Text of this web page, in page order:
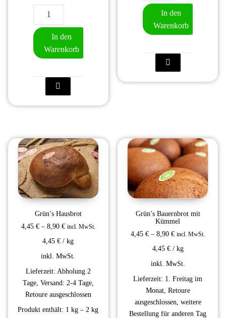
Grün's Bauernbrot Menge
In den
Warenkorb
In den
Warenkorb
Grün’s Hausbrot
4,45 €– 8,90 € incl. MwSt.
4,45€ /kg
inkl. MwSt.
Lieferzeit: Abholung 2
Tage, Versand: 2-4 Tage,
Retoure ausgeschlossen
Produkt enthält: 1kg – 2kg
Grün’s Bauernbrot mit
Kümmel
4,45€ –8,90€ incl. MwSt.
4,45 €/ kg
inkl. MwSt.
Lieferzeit: 1. Freitag im
Monat, Retoure
ausgeschlossen, weitere
Bestellung für anderen Tag